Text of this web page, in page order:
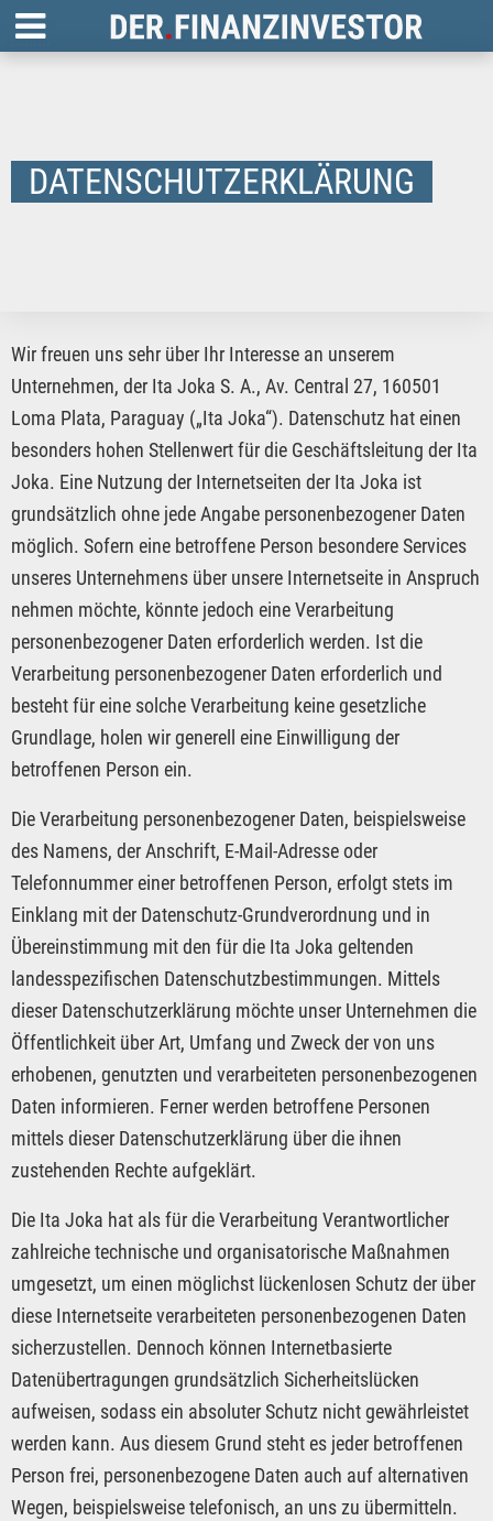
DATENSCHUTZERKLÄRUNG
Wir freuen uns sehr über Ihr Interesse an unserem
Unternehmen, der Ita Joka S. A., Av. Central 27, 160501
Loma Plata, Paraguay („Ita Joka“). Datenschutz hat einen
besonders hohen Stellenwert für die Geschäftsleitung der Ita
Joka. Eine Nutzung der Internetseiten der Ita Joka ist
grundsätzlich ohne jede Angabe personenbezogener Daten
möglich. Sofern eine betroffene Person besondere Services
unseres Unternehmens über unsere Internetseite in Anspruch
nehmen möchte, könnte jedoch eine Verarbeitung
personenbezogener Daten erforderlich werden. Ist die
Verarbeitung personenbezogener Daten erforderlich und
besteht für eine solche Verarbeitung keine gesetzliche
Grundlage, holen wir generell eine Einwilligung der
betroffenen Person ein.
Die Verarbeitung personenbezogener Daten, beispielsweise
des Namens, der Anschrift, E-Mail-Adresse oder
Telefonnummer einer betroffenen Person, erfolgt stets im
Einklang mit der Datenschutz-Grundverordnung und in
Übereinstimmung mit den für die Ita Joka geltenden
landesspezifischen Datenschutzbestimmungen. Mittels
dieser Datenschutzerklärung möchte unser Unternehmen die
Öffentlichkeit über Art, Umfang und Zweck der von uns
erhobenen, genutzten und verarbeiteten personenbezogenen
Daten informieren. Ferner werden betroffene Personen
mittels dieser Datenschutzerklärung über die ihnen
zustehenden Rechte aufgeklärt.
Die Ita Joka hat als für die Verarbeitung Verantwortlicher
zahlreiche technische und organisatorische Maßnahmen
umgesetzt, um einen möglichst lückenlosen Schutz der über
diese Internetseite verarbeiteten personenbezogenen Daten
sicherzustellen. Dennoch können Internetbasierte
Datenübertragungen grundsätzlich Sicherheitslücken
aufweisen, sodass ein absoluter Schutz nicht gewährleistet
werden kann. Aus diesem Grund steht es jeder betroffenen
Person frei, personenbezogene Daten auch auf alternativen
Wegen, beispielsweise telefonisch, an uns zu übermitteln.